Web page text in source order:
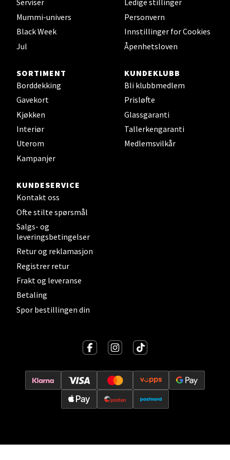
Serviser
Mummi-univers
Black Week
Jul
Ledige stillinger
Personvern
Innstillinger for Cookies
Åpenhetsloven
SORTIMENT
Borddekking
Gavekort
Kjøkken
Interiør
Uterom
Kampanjer
KUNDEKLUBB
Bli klubbmedlem
Prisløfte
Glassgaranti
Tallerkengaranti
Medlemsvilkår
KUNDESERVICE
Kontakt oss
Ofte stilte spørsmål
Salgs- og
leveringsbetingelser
Retur og reklamasjon
Registrer retur
Frakt og leveranse
Betaling
Spor bestillingen din
Åpent i dag 10-17
0 i butikk
Vitaminveien 7 - 9, 0485 Oslo
Åpent i dag 10-21
0 i butikk
Lillehammer - Strandtorget
Velg